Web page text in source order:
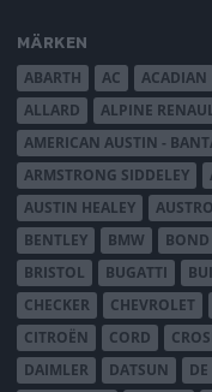
MÄRKEN
ABARTH AC ACADIAN
ALLARD
ALPINE
AMERICAN AUSTIN -
ARMSTRONG SIDDELEY
AUSTIN HEALEY
BENTLEY
BMW BOND
BRISTOL
BUGATTI
CHECKER
CHEVROLET
CITROËN
CORD
DAIMLER
DATSUN